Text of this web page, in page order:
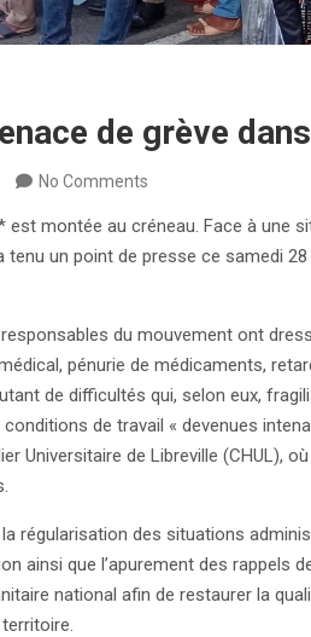
de grève
No Comments
montée au créneau. Face à une
un point de presse ce samedi
du mouvement ont
pénurie de médicaments,
de difficultés qui, selon eux,
de travail « devenues
Universitaire de Libreville (CHUL),
régularisation des situations
ainsi que l’apurement des rappels
national afin de restaurer la